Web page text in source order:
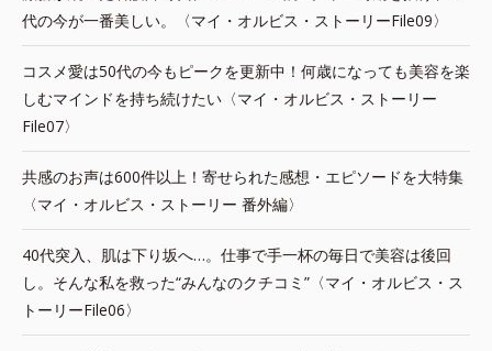
代の今が一番美しい。〈マイ・オルビス・ストーリーFile09〉
コスメ愛は50代の今もピークを更新中！何歳になっても美容を楽
しむマインドを持ち続けたい〈マイ・オルビス・ストーリー
File07〉
共感のお声は600件以上！寄せられた感想・エピソードを大特集
〈マイ・オルビス・ストーリー 番外編〉
40代突入、肌は下り坂へ…。仕事で手一杯の毎日で美容は後回
し。そんな私を救った“みんなのクチコミ”〈マイ・オルビス・ス
トーリーFile06〉